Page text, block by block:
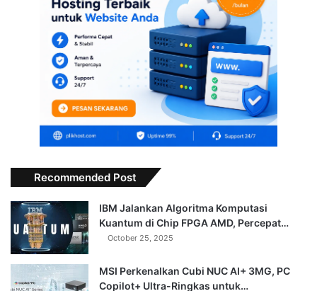
Recommended Post
IBM Jalankan Algoritma Komputasi
Kuantum di Chip FPGA AMD, Percepat…
October 25, 2025
MSI Perkenalkan Cubi NUC AI+ 3MG, PC
Copilot+ Ultra-Ringkas untuk…